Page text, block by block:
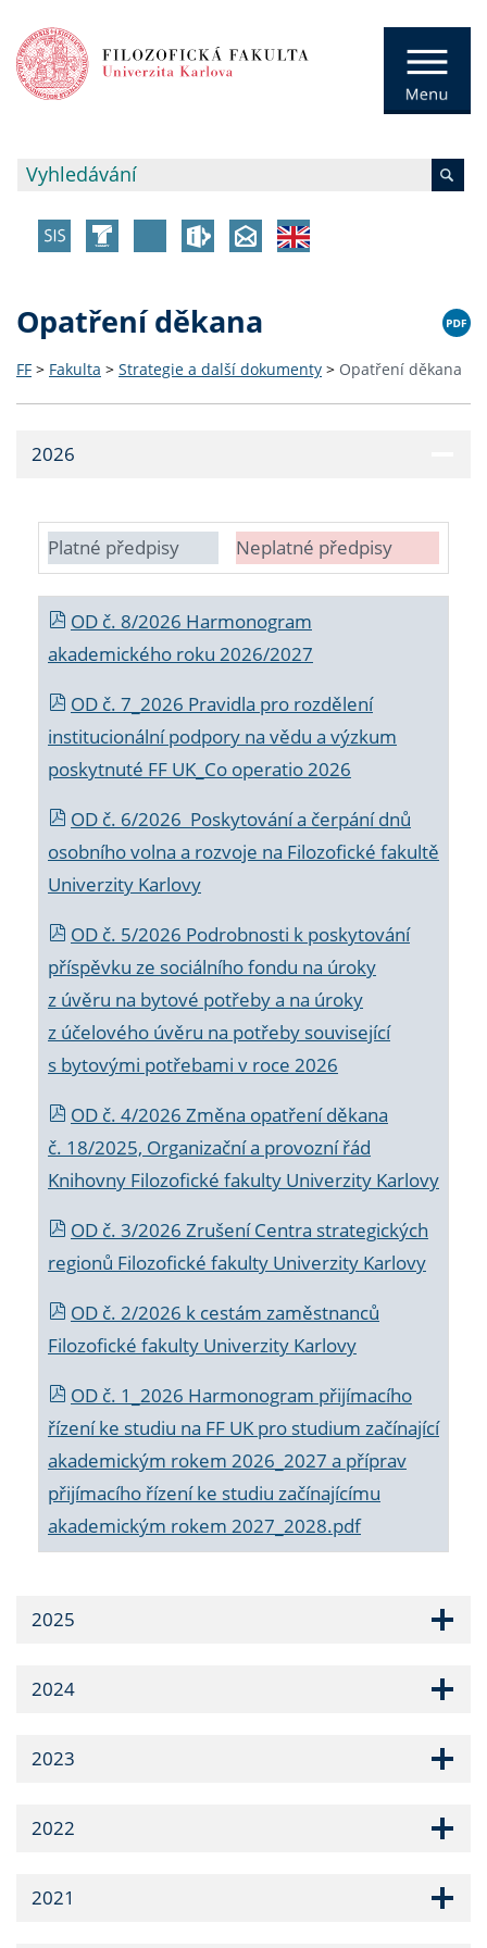
Opatření děkana
FF > Fakulta > Strategie a další dokumenty > Opatření děkana
2026
Platné předpisy Neplatné předpisy
OD č. 8/2026 Harmonogram
akademického roku 2026/2027
OD č. 7_2026 Pravidla pro rozdělení
institucionální podpory na vědu a výzkum
poskytnuté FF UK_Co operatio 2026
OD č. 6/2026 Poskytování a čerpání dnů
osobního volna a rozvoje na Filozofické fakultě
Univerzity Karlovy
OD č. 5/2026 Podrobnosti k poskytování
příspěvku ze sociálního fondu na úroky
z úvěru na bytové potřeby a na úroky
z účelového úvěru na potřeby související
s bytovými potřebami v roce 2026
OD č. 4/2026 Změna opatření děkana
č. 18/2025, Organizační a provozní řád
Knihovny Filozofické fakulty Univerzity Karlovy
OD č. 3/2026 Zrušení Centra strategických
regionů Filozofické fakulty Univerzity Karlovy
OD č. 2/2026 k cestám zaměstnanců
Filozofické fakulty Univerzity Karlovy
OD č. 1_2026 Harmonogram přijímacího
řízení ke studiu na FF UK pro studium začínající
akademickým rokem 2026_2027 a příprav
přijímacího řízení ke studiu začínajícímu
akademickým rokem 2027_2028.pdf
2025
2024
2023
2022
2021